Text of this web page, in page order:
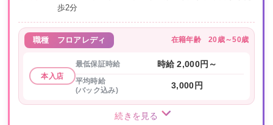
歩2分
職種 フロアレディ 在籍年齢20歳～50歳
本入店
最低保証時給 時給 2,000円～
平均時給
(バック込み)
3,000円
続きを見る